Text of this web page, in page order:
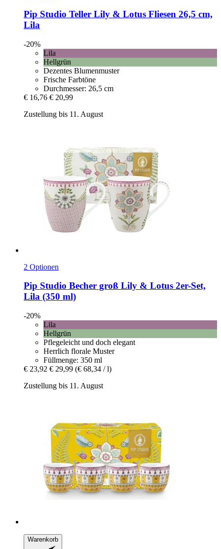
Pip Studio Teller Lily & Lotus Fliesen 26,5 cm,
Lila
-20%
Lila
Hellgrün
Dezentes Blumenmuster
Frische Farbtöne
Durchmesser: 26,5 cm
€ 16,76 € 20,99
Zustellung bis 11. August
2 Optionen
Pip Studio Becher groß Lily & Lotus 2er-​Set,
Lila (350 ml)
-20%
Lila
Hellgrün
Pflegeleicht und doch elegant
Herrlich florale Muster
Füllmenge: 350 ml
€ 23,92 € 29,99 (€ 68,34 / l)
Zustellung bis 11. August
Warenkorb